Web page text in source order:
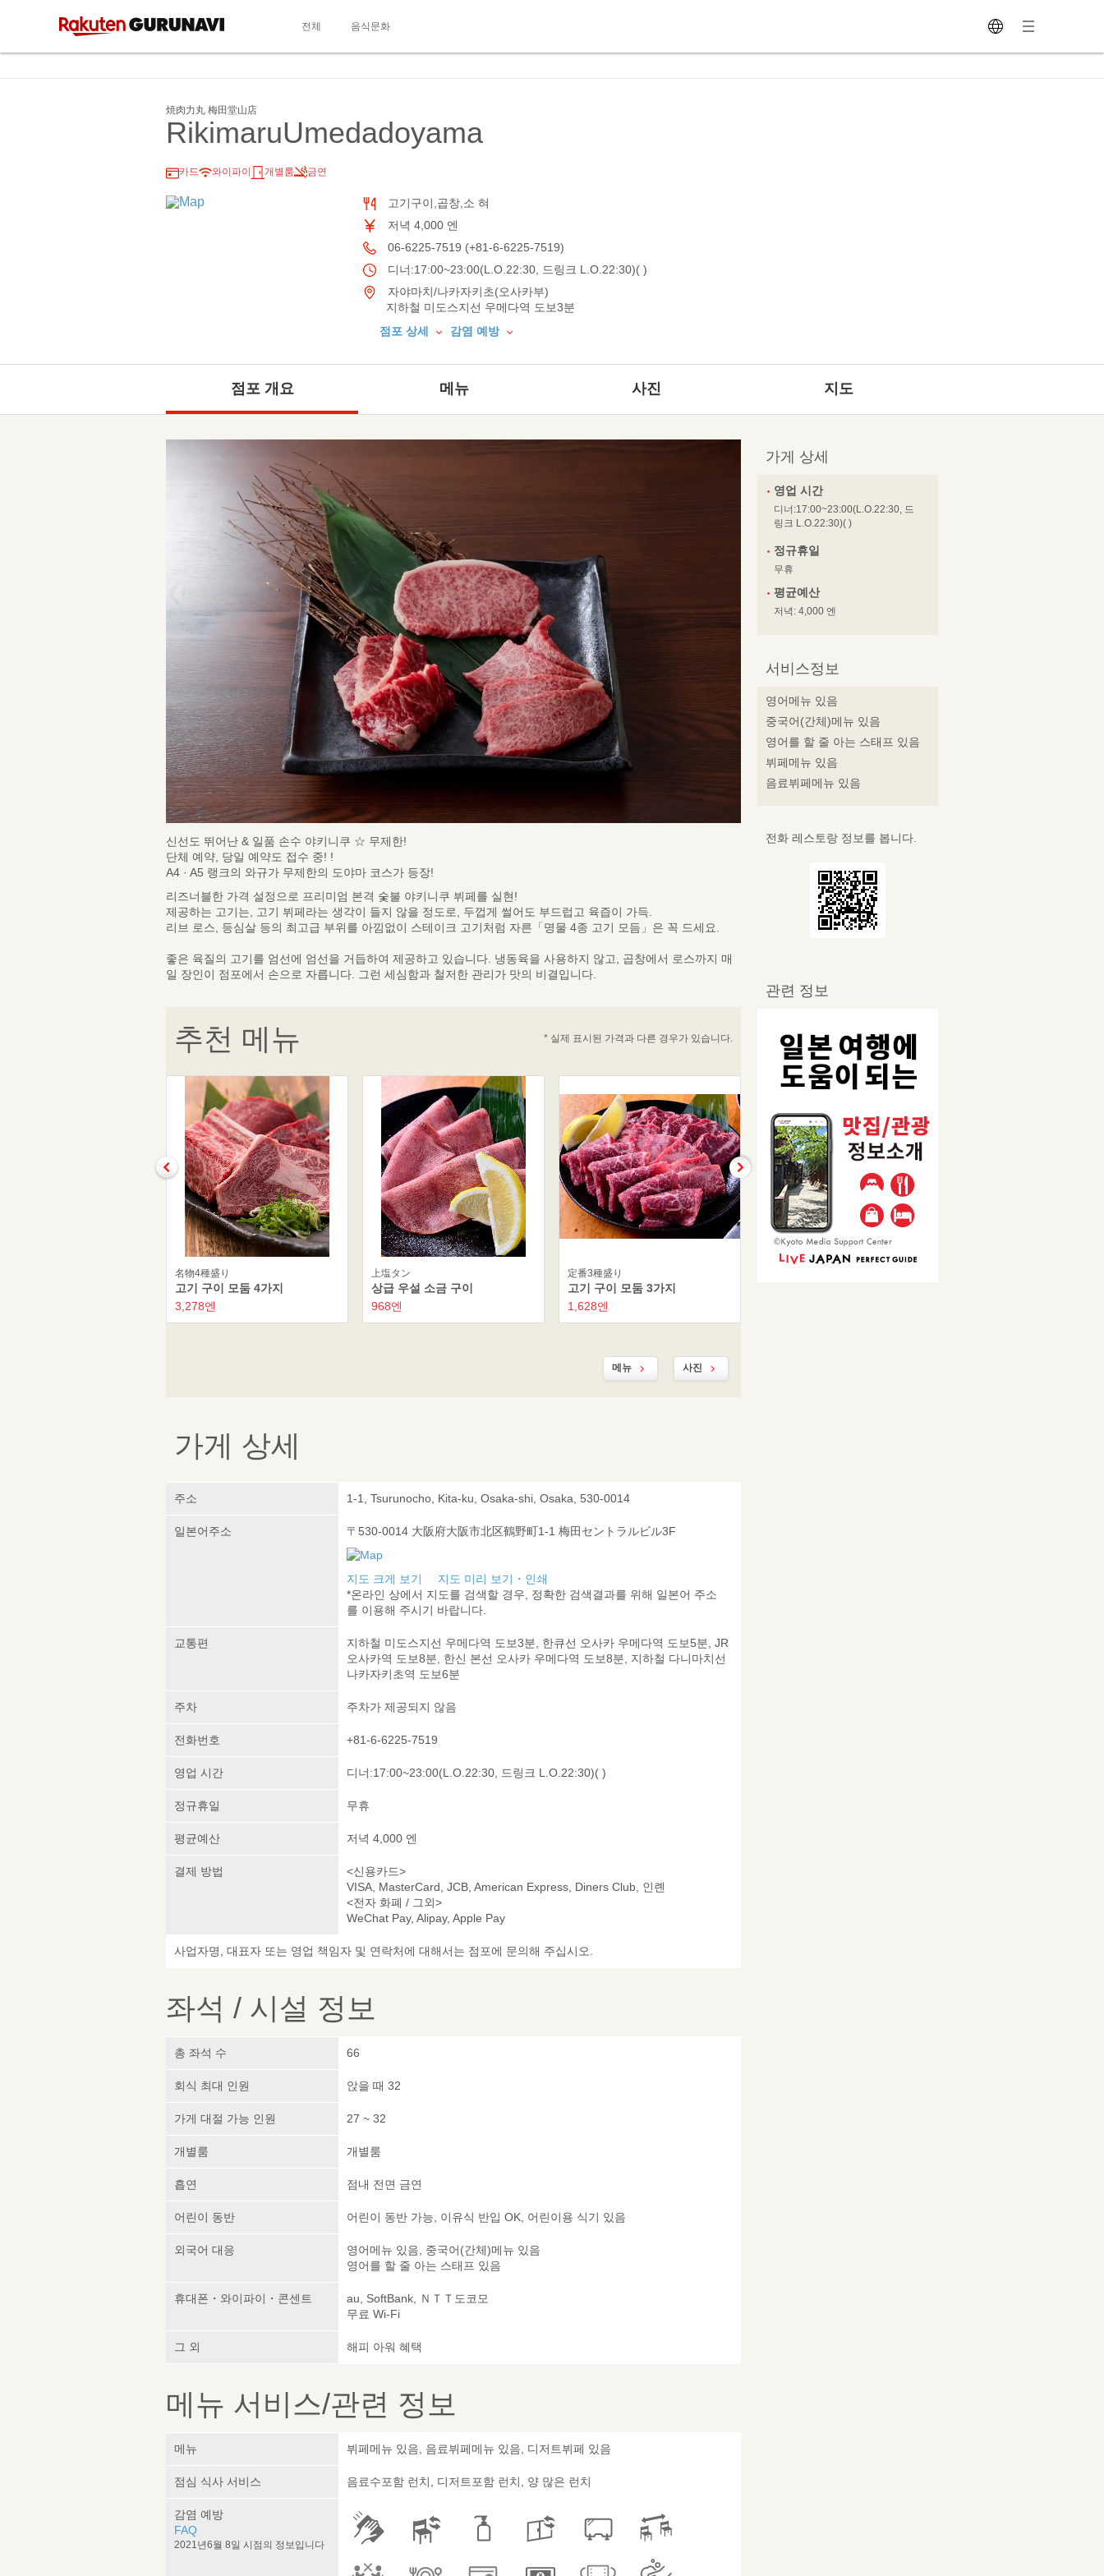
전체 음식문화
焼肉力丸 梅田堂山店
RikimaruUmedadoyama
카드 와이파이 개별룸 금연
고기구이,곱창,소 혀
저녁 4,000 엔
06-6225-7519 (+81-6-6225-7519)
디너:17:00~23:00(L.O.22:30, 드링크 L.O.22:30)( )
자야마치/나카자키초(오사카부)
지하철 미도스지선 우메다역 도보3분
점포 상세
감염 예방
점포 개요 메뉴 사진 지도
신선도 뛰어난 & 일품 손수 야키니쿠 ☆ 무제한!
단체 예약, 당일 예약도 접수 중! !
A4 · A5 랭크의 와규가 무제한의 도야마 코스가 등장!
리즈너블한 가격 설정으로 프리미엄 본격 숯불 야키니쿠 뷔페를 실현!
제공하는 고기는, 고기 뷔페라는 생각이 들지 않을 정도로, 두껍게 썰어도 부드럽고 육즙이 가득.
리브 로스, 등심살 등의 최고급 부위를 아낌없이 스테이크 고기처럼 자른「명물 4종 고기 모듬」은 꼭 드세요.
좋은 육질의 고기를 엄선에 엄선을 거듭하여 제공하고 있습니다. 냉동육을 사용하지 않고, 곱창에서 로스까지 매
일 장인이 점포에서 손으로 자릅니다. 그런 세심함과 철저한 관리가 맛의 비결입니다.
추천 메뉴 * 실제 표시된 가격과 다른 경우가 있습니다.
名物4種盛り
고기 구이 모둠 4가지
3,278엔
上塩タン
상급 우설 소금 구이
968엔
定番3種盛り
고기 구이 모둠 3가지
1,628엔
메뉴 사진
가게 상세
주소 1-1, Tsurunocho, Kita-ku, Osaka-shi, Osaka, 530-0014
일본어주소 〒530-0014 大阪府大阪市北区鶴野町1-1 梅田セントラルビル3F
지도 크게 보기
지도 미리 보기・인쇄
*온라인 상에서 지도를 검색할 경우, 정확한 검색결과를 위해 일본어 주소
를 이용해 주시기 바랍니다.
교통편
지하철 미도스지선 우메다역 도보3분, 한큐선 오사카 우메다역 도보5분, JR
오사카역 도보8분, 한신 본선 오사카 우메다역 도보8분, 지하철 다니마치선
나카자키초역 도보6분
주차 주차가 제공되지 않음
전화번호 +81-6-6225-7519
영업 시간 디너:17:00~23:00(L.O.22:30, 드링크 L.O.22:30)( )
정규휴일 무휴
평균예산 저녁 4,000 엔
결제 방법
<신용카드>
VISA, MasterCard, JCB, American Express, Diners Club, 인롄
<전자 화폐 / 그외>
WeChat Pay, Alipay, Apple Pay
사업자명, 대표자 또는 영업 책임자 및 연락처에 대해서는 점포에 문의해 주십시오.
좌석 / 시설 정보
총 좌석 수 66
회식 최대 인원 앉을 때 32
가게 대절 가능 인원 27 ~ 32
개별룸 개별룸
흡연 점내 전면 금연
어린이 동반 어린이 동반 가능, 이유식 반입 OK, 어린이용 식기 있음
외국어 대응
영어메뉴 있음, 중국어(간체)메뉴 있음
영어를 할 줄 아는 스태프 있음
휴대폰・와이파이・콘센트
au, SoftBank, ＮＴＴ도코모
무료 Wi-Fi
그 외 해피 아워 혜택
메뉴 서비스/관련 정보
메뉴 뷔페메뉴 있음, 음료뷔페메뉴 있음, 디저트뷔페 있음
점심 식사 서비스 음료수포함 런치, 디저트포함 런치, 양 많은 런치
감염 예방
FAQ
2021년6월 8일 시점의 정보입니다
가게 상세
영업 시간
디너:17:00~23:00(L.O.22:30, 드
링크 L.O.22:30)( )
정규휴일
무휴
평균예산
저녁: 4,000 엔
서비스정보
영어메뉴 있음
중국어(간체)메뉴 있음
영어를 할 줄 아는 스태프 있음
뷔페메뉴 있음
음료뷔페메뉴 있음
전화 레스토랑 정보를 봅니다.
관련 정보